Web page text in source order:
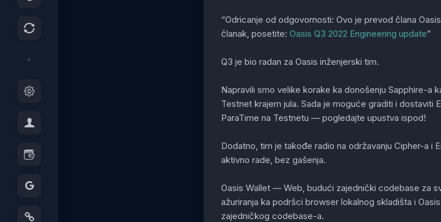
“Odricanje od odgovornosti: Ovo je prevod člana
članak, posetite: Oasis Q3 2022 Engineering update”
Q3 je bio radan za Oasis inženjerski tim.
Napravili smo velike korake ka donošenju Sapphire-a
Testnet krajem jula. Sada je moguće graditi i dostaviti
ParaTime na Testnetu — pogledajte upustva ispod!
Dodatno, tim je takođe radio na održavanju Cipher-a i
aktivno rade, bez gašenja.
Oasis Wallet — Web, budući zajednički codebase za
ažuriranja ka podršci browser lokalnog skladišta i
zajedničkog codebase-a.